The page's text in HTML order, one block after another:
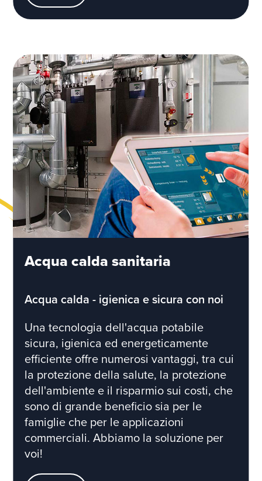
Acqua calda sanitaria
Acqua calda - igienica e sicura con noi
Una tecnologia dell'acqua potabile
sicura, igienica ed energeticamente
efficiente offre numerosi vantaggi, tra cui
la protezione della salute, la protezione
dell'ambiente e il risparmio sui costi, che
sono di grande beneficio sia per le
famiglie che per le applicazioni
commerciali. Abbiamo la soluzione per
voi!